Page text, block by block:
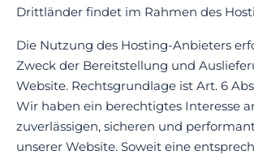
Drittländer findet im Rahmen des
Die Nutzung des Hosting-Anbieters
Zweck der Bereitstellung und
Website. Rechtsgrundlage ist Art. 6
Wir haben ein berechtigtes Interesse
zuverlässigen, sicheren und
unserer Website. Soweit eine